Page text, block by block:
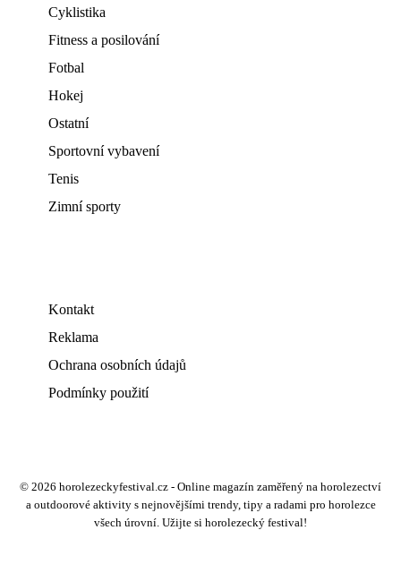
Cyklistika
Fitness a posilování
Fotbal
Hokej
Ostatní
Sportovní vybavení
Tenis
Zimní sporty
Kontakt
Reklama
Ochrana osobních údajů
Podmínky použití
© 2026 horolezeckyfestival.cz - Online magazín zaměřený na horolezectví
a outdoorové aktivity s nejnovějšími trendy, tipy a radami pro horolezce
všech úrovní. Užijte si horolezecký festival!